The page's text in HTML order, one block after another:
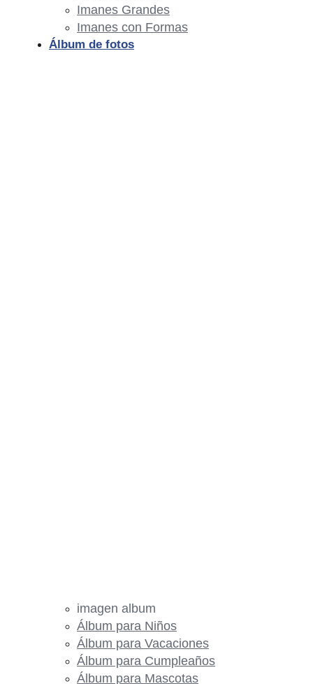
Imanes Grandes
Imanes con Formas
Álbum de fotos
imagen album
Álbum para Niños
Álbum para Vacaciones
Álbum para Cumpleaños
Álbum para Mascotas